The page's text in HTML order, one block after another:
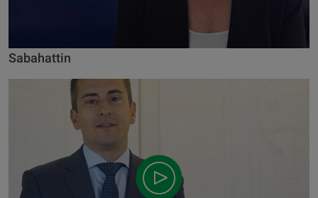
Sabahattin